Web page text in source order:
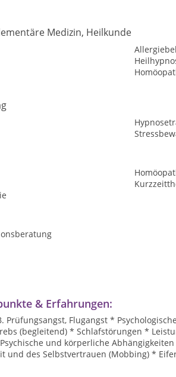
Medizin, Heilkunde
& Erfahrungen:
Prüfungsangst, Flugangst *
(begleitend) * Schlafstörungen *
und körperliche
und des Selbstvertrauen (Mobbing) *